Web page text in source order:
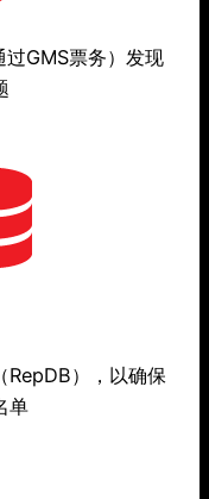
GMS票务）发现
），以确保
单